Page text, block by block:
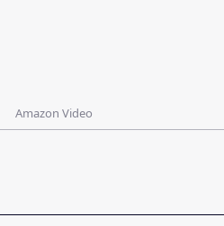
Amazon Video